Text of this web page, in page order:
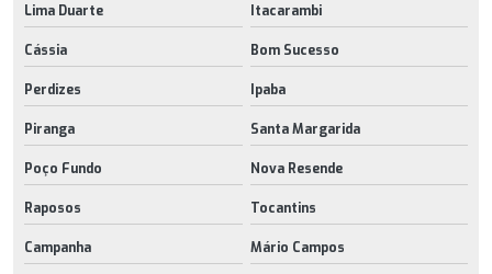
Lima Duarte Itacarambi
Cássia Bom Sucesso
Perdizes Ipaba
Piranga Santa Margarida
Poço Fundo Nova Resende
Raposos Tocantins
Campanha Mário Campos